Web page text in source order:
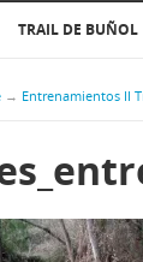
TRAIL DE BUÑOL
→ Entrenamientos II